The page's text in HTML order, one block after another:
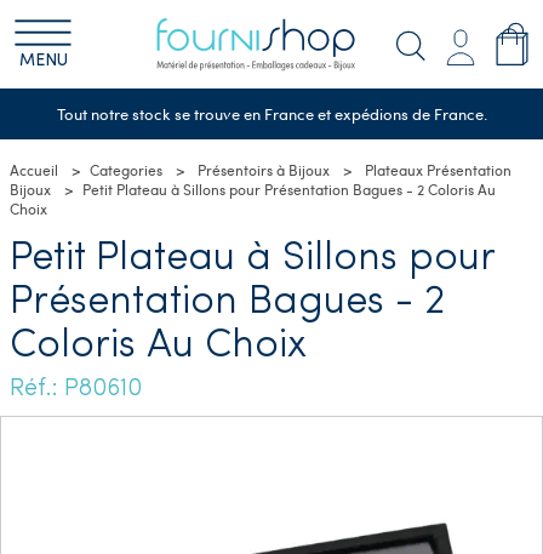
MENU
Tout notre stock se trouve en France et expédions de France.
Accueil Categories Présentoirs à Bijoux
Plateaux Présentation
Bijoux
Petit Plateau à Sillons pour Présentation Bagues - 2 Coloris Au
Choix
Petit Plateau à Sillons pour
Présentation Bagues - 2
Coloris Au Choix
Réf.: P80610